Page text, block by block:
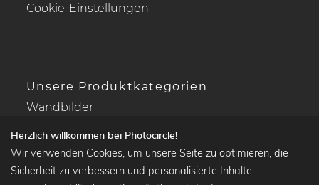
Cookie-Einstellungen
Unsere Produktkategorien
Wandbilder
Kalender
Herzlich willkommen bei Photocircle!
Wir verwenden Cookies, um unsere Seite zu optimieren, die
Sicherheit zu verbessern und personalisierte Inhalte